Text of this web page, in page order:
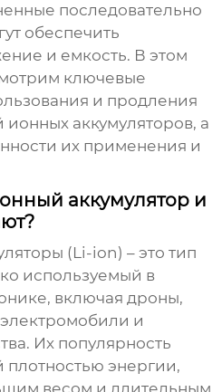
последовательно
обеспечить
и емкость. В этом
ключевые
и продления
ионных аккумуляторов, а
их применения и
аккумулятор и
(Li-ion) – это тип
используемый в
включая дроны,
и
Их популярность
плотностью энергии,